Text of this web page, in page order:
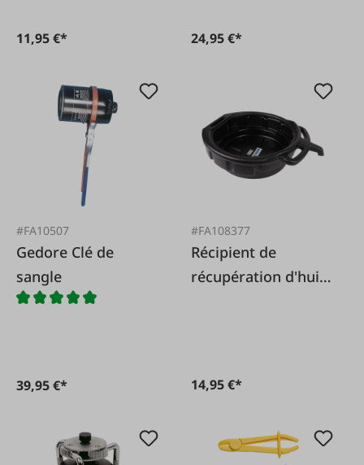
11,95 €* 24,95 €*
#FA10507
Gedore Clé de
sangle
39,95 €*
#FA108377
Récipient de
récupération d'huile
14,95 €*